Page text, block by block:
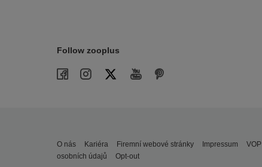
Follow zooplus
O nás Kariéra Firemní webové stránky Impressum VOP
osobních údajů
Opt-out